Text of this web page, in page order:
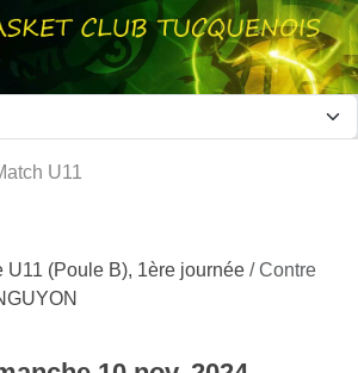
U11
U11 (Poule B), 1ère journée / Contre
cookies